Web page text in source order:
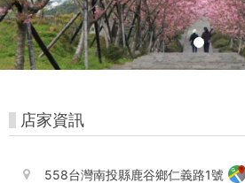
區
(台
大
茶
園)
店家資訊
558台灣南投縣鹿谷鄉仁義路1號